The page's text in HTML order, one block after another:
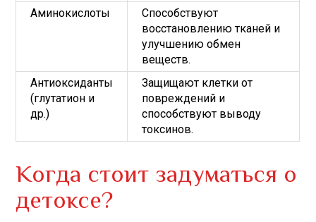
Аминокислоты
Способствуют
восстановлению тканей и
улучшению обмен
веществ.
Антиоксиданты
(глутатион и
др.)
Защищают клетки от
повреждений и
способствуют выводу
токсинов.
Когда стоит задуматься о
детоксе?